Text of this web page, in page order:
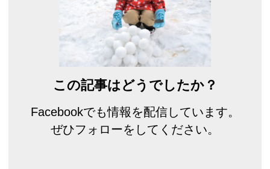
この記事はどうでしたか？
Facebookでも情報を配信しています。
ぜひフォローをしてください。